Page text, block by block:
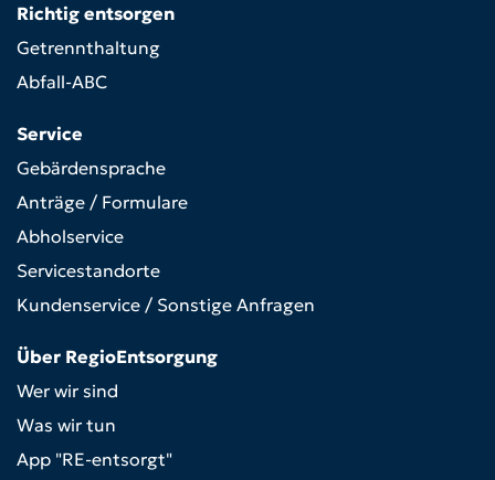
Richtig entsorgen
Getrennthaltung
Abfall-ABC
Service
Gebärdensprache
Anträge / Formulare
Abholservice
Servicestandorte
Kundenservice / Sonstige Anfragen
Über RegioEntsorgung
Wer wir sind
Was wir tun
App "RE-entsorgt"